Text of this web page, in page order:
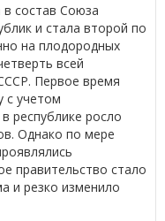
состав Союза
и стала второй по
на плодородных
всей
Первое время
с учетом
республике росло
Однако по мере
правительство стало
и резко изменило